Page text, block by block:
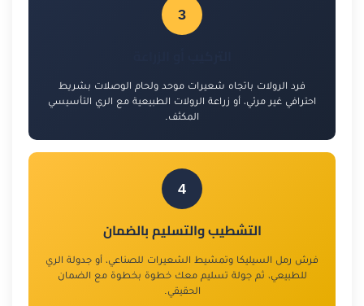
3
فرد الرولات باتجاه شعيرات موحد ولحام الوصلات بشريط
احترافي غير مرئي، أو زراعة الرولات الطبيعية مع الري التأسيسي
المكثف.
4
التشطيب والتسليم بالضمان
فرش رمل السيليكا وتمشيط الشعيرات للصناعي، أو جدولة الري
للطبيعي، ثم جولة تسليم معك خطوة بخطوة مع الضمان
الحقيقي.